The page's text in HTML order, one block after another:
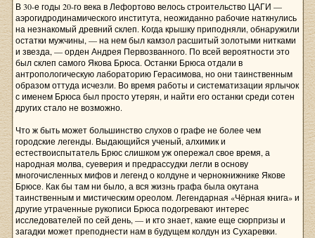
В 30-е годы 20-го века в Лефортово велось строительство ЦАГИ —
аэрогидродинамического института, неожиданно рабочие наткнулись
на незнакомый древний склеп. Когда крышку приподняли, обнаружили
остатки мужчины, — на нем был камзол расшитый золотыми нитками
и звезда, — орден Андрея Первозванного. По всей вероятности это
был склеп самого Якова Брюса. Останки Брюса отдали в
антропологическую лабораторию Герасимова, но они таинственным
образом оттуда исчезли. Во время работы и систематизации ярлычок
с именем Брюса был просто утерян, и найти его останки среди сотен
других стало не возможно.
Что ж быть может большинство слухов о графе не более чем
городские легенды. Выдающийся ученый, алхимик и
естествоиспытатель Брюс слишком уж опережал свое время, а
народная молва, суеверия и предрассудки легли в основу
многочисленных мифов и легенд о колдуне и чернокнижнике Якове
Брюсе. Как бы там ни было, а вся жизнь графа была окутана
таинственным и мистическим ореолом. Легендарная «Чёрная книга» и
другие утраченные рукописи Брюса подогревают интерес
исследователей по сей день, — и кто знает, какие еще сюрпризы и
загадки может преподнести нам в будущем колдун из Сухаревки.